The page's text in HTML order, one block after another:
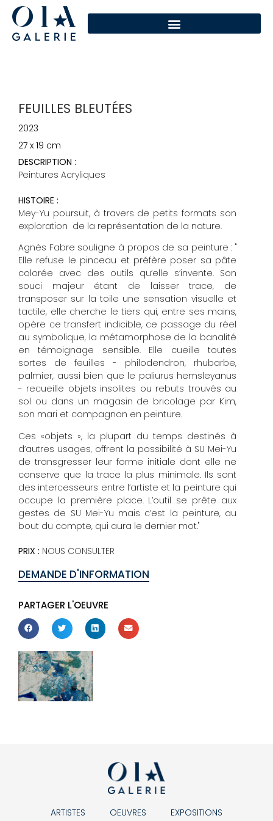
FEUILLES BLEUTÉES
2023
27 x 19 cm
DESCRIPTION :
Peintures Acryliques
HISTOIRE :
Mey-Yu poursuit, à travers de petits formats son
exploration de la représentation de la nature.
Agnès Fabre souligne à propos de sa peinture : "
Elle refuse le pinceau et préfère poser sa pâte
colorée avec des outils qu’elle s’invente. Son
souci majeur étant de laisser trace, de
transposer sur la toile une sensation visuelle et
tactile, elle cherche le tiers qui, entre ses mains,
opère ce transfert indicible, ce passage du réel
au symbolique, la métamorphose de la banalité
en témoignage sensible. Elle cueille toutes
sortes de feuilles - philodendron, rhubarbe,
palmier, aussi bien que le paliurus hemsleyanus
- recueille objets insolites ou rebuts trouvés au
sol ou dans un magasin de bricolage par Kim,
son mari et compagnon en peinture.
Ces «objets », la plupart du temps destinés à
d’autres usages, offrent la possibilité à SU Mei-Yu
de transgresser leur forme initiale dont elle ne
conserve que la trace la plus minimale. Ils sont
des intercesseurs entre l’artiste et la peinture qui
occupe la première place. L’outil se prête aux
gestes de SU Mei-Yu mais c’est la peinture, au
bout du compte, qui aura le dernier mot."
PRIX : NOUS CONSULTER
DEMANDE D'INFORMATION
PARTAGER L'OEUVRE
ARTISTES OEUVRES EXPOSITIONS